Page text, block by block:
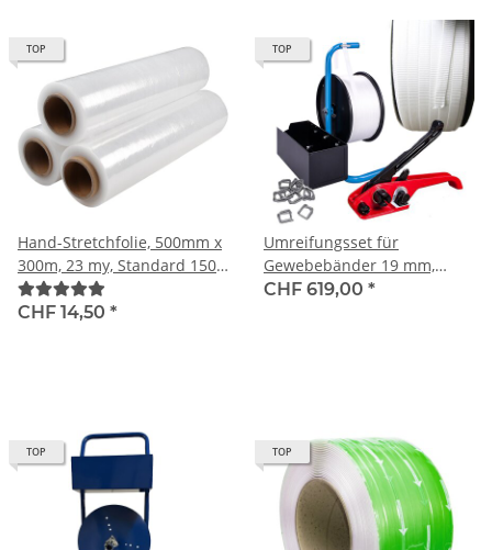
TOP
Hand-Stretchfolie, 500mm x
300m, 23 my, Standard 150
%, transparent
CHF 14,50 *
TOP
Umreifungsset für
Gewebebänder 19 mm,
Reissfestigkeit 830 kg, ideal
CHF 619,00 *
TOP TOP